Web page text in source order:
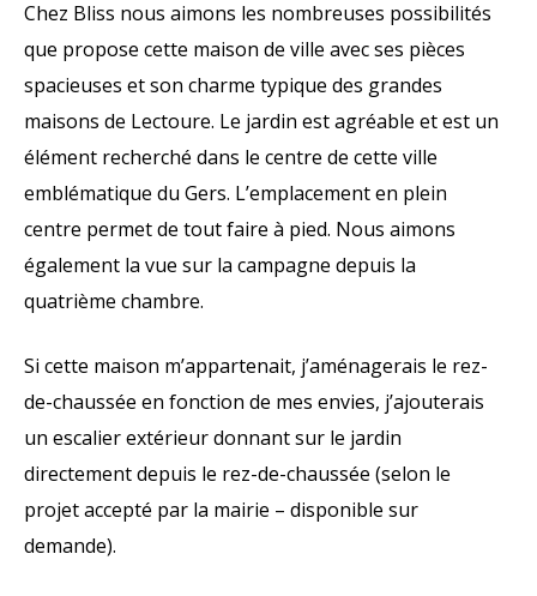
Chez Bliss nous aimons les nombreuses possibilités
que propose cette maison de ville avec ses pièces
spacieuses et son charme typique des grandes
maisons de Lectoure. Le jardin est agréable et est un
élément recherché dans le centre de cette ville
emblématique du Gers. L’emplacement en plein
centre permet de tout faire à pied. Nous aimons
également la vue sur la campagne depuis la
quatrième chambre.
Si cette maison m’appartenait, j’aménagerais le rez-
de-chaussée en fonction de mes envies, j’ajouterais
un escalier extérieur donnant sur le jardin
directement depuis le rez-de-chaussée (selon le
projet accepté par la mairie – disponible sur
demande).